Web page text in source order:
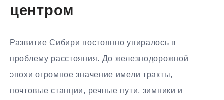
центром
Развитие Сибири постоянно упиралось в
проблему расстояния. До железнодорожной
эпохи огромное значение имели тракты,
почтовые станции, речные пути, зимники и